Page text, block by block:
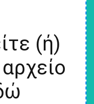
(ή)